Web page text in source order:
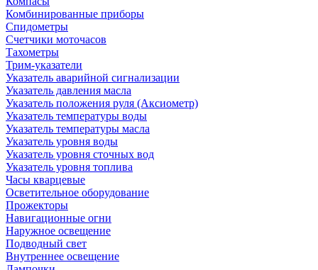
Комбинированные приборы
Спидометры
Счетчики моточасов
Тахометры
Трим-указатели
Указатель аварийной сигнализации
Указатель давления масла
Указатель положения руля (Аксиометр)
Указатель температуры воды
Указатель температуры масла
Указатель уровня воды
Указатель уровня сточных вод
Указатель уровня топлива
Часы кварцевые
Осветительное оборудование
Прожекторы
Навигационные огни
Наружное освещение
Подводный свет
Внутреннее освещение